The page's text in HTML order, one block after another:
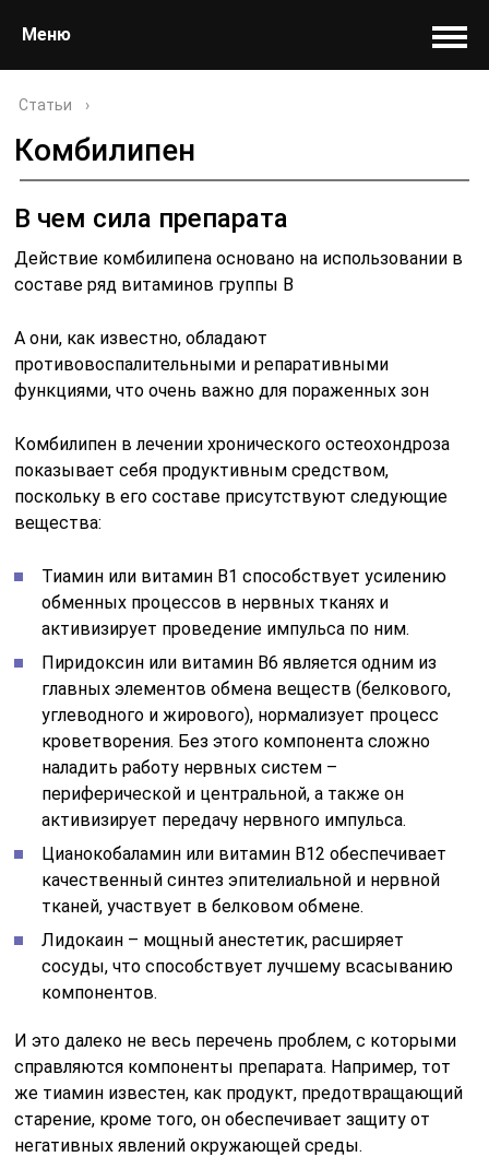
Меню
Статьи ›
Комбилипен
В чем сила препарата
Действие комбилипена основано на использовании в
составе ряд витаминов группы В
А они, как известно, обладают
противовоспалительными и репаративными
функциями, что очень важно для пораженных зон
Комбилипен в лечении хронического остеохондроза
показывает себя продуктивным средством,
поскольку в его составе присутствуют следующие
вещества:
Тиамин или витамин В1 способствует усилению
обменных процессов в нервных тканях и
активизирует проведение импульса по ним.
Пиридоксин или витамин В6 является одним из
главных элементов обмена веществ (белкового,
углеводного и жирового), нормализует процесс
кроветворения. Без этого компонента сложно
наладить работу нервных систем –
периферической и центральной, а также он
активизирует передачу нервного импульса.
Цианокобаламин или витамин В12 обеспечивает
качественный синтез эпителиальной и нервной
тканей, участвует в белковом обмене.
Лидокаин – мощный анестетик, расширяет
сосуды, что способствует лучшему всасыванию
компонентов.
И это далеко не весь перечень проблем, с которыми
справляются компоненты препарата. Например, тот
же тиамин известен, как продукт, предотвращающий
старение, кроме того, он обеспечивает защиту от
негативных явлений окружающей среды.